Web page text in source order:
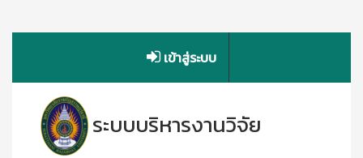
เข้าสู่ระบบ
ระบบบริหารงานวิจัย